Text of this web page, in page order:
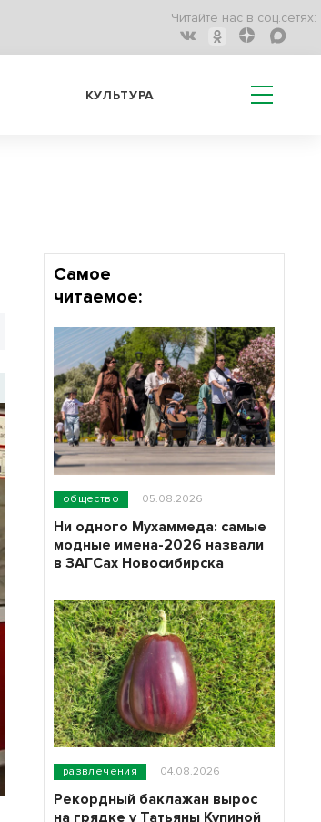
Читайте нас в соц.сетях:
КУЛЬТУРА
Самое
читаемое:
общество 05.08.2026
Ни одного Мухаммеда: самые
модные имена-2026 назвали
в ЗАГСах Новосибирска
развлечения 04.08.2026
Рекордный баклажан вырос
на грядке у Татьяны Купиной